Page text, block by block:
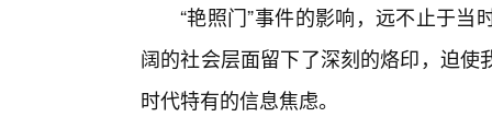
“艳照门”事件的影响，远不止于
阔的社会层面留下了深刻的烙印，迫
时代特有的信息焦虑。